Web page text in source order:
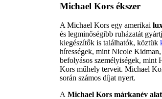
Michael Kors ékszer
A Michael Kors egy amerikai
és legminőségibb ruházatát
kiegészítők is találhatók, köztük
hírességek, mint Nicole
befolyásos személyiségek,
Kors műhely terveit. Michael
során számos díjat nyert.
A Michael Kors márkanév